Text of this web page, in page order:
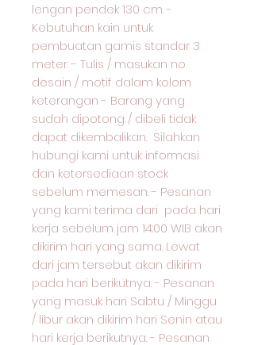
lengan pendek 130 cm. -
Kebutuhan kain untuk
pembuatan gamis standar 3
meter. - Tulis / masukan no
desain / motif dalam kolom
keterangan - Barang yang
sudah dipotong / dibeli tidak
dapat dikembalikan. Silahkan
hubungi kami untuk informasi
dan ketersediaan stock
sebelum memesan. - Pesanan
yang kami terima dari pada hari
kerja sebelum jam 14:00 WIB akan
dikirim hari yang sama. Lewat
dari jam tersebut akan dikirim
pada hari berikutnya. - Pesanan
yang masuk hari Sabtu / Minggu
/ libur akan dikirim hari Senin atau
hari kerja berikutnya. - Pesanan